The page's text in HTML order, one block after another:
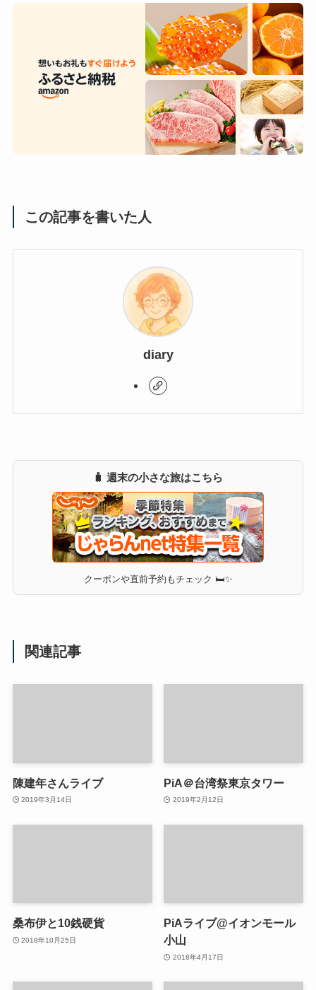
この記事を書いた人
diary
🧳 週末の小さな旅はこちら
クーポンや直前予約もチェック 🛏✨
関連記事
陳建年さんライブ
2019年3月14日
PiA＠台湾祭東京タワー
2019年2月12日
桑布伊と10銭硬貨
2018年10月25日
PiAライブ@イオンモール
小山
2018年4月17日